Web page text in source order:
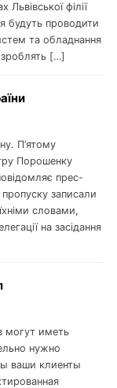
філії
будуть проводити
та обладнання
зроблять […]
П’ятому
Порошенку
прес-
записали
словами,
на засідання
могут иметь
нужно
ваши клиенты